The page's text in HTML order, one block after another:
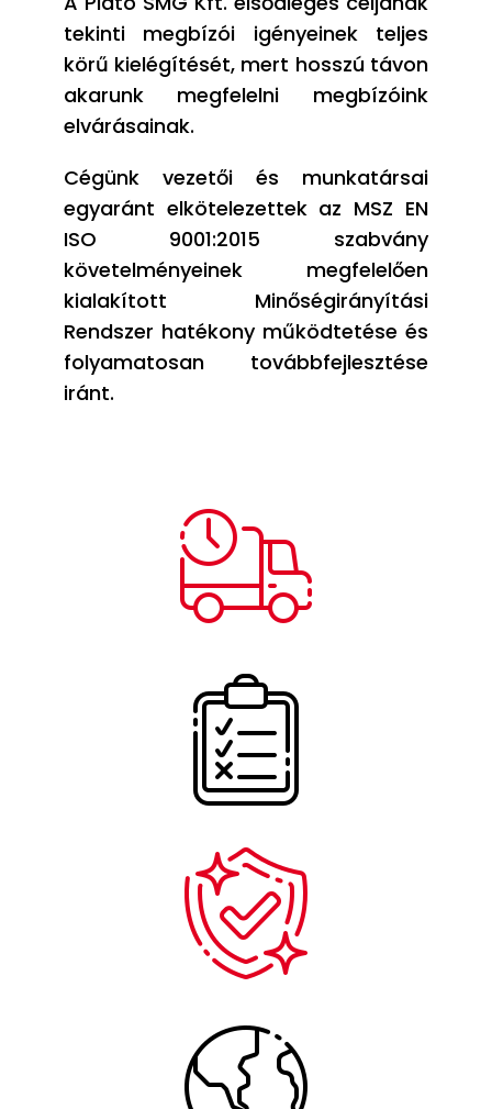
tekinti megbízói igényeinek teljes
körű kielégítését, mert hosszú távon
akarunk megfelelni megbízóink
elvárásainak.
Cégünk vezetői és munkatársai
egyaránt elkötelezettek az MSZ EN
ISO 9001:2015 szabvány
követelményeinek megfelelően
kialakított Minőségirányítási
Rendszer hatékony működtetése és
folyamatosan továbbfejlesztése
iránt.